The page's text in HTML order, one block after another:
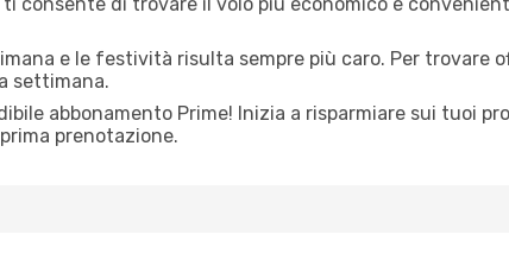
e le festività risulta sempre più caro. Per trovare
settimana.
abbonamento Prime! Inizia a risparmiare sui tuoi
prenotazione.